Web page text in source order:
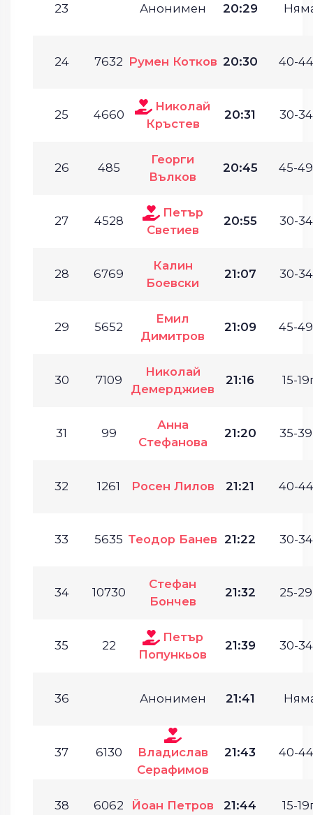
23 Анонимен 20:29
24 7632 Румен Котков 20:30 40-
25 4660
Николай
Кръстев
20:31 30-
26 485
Георги
Вълков
20:45 45-
27 4528
Петър
Светиев
20:55 30-
28 6769
Калин
Боевски
21:07 30-
29 5652
Емил
Димитров
21:09 45-
30 7109
Николай
Демерджиев
21:16 15-
31 99
Анна
Стефанова
21:20 35-
32 1261 Росен Лилов 21:21 40-
33 5635 Теодор Банев 21:22 30-
34 10730
Стефан
Бончев
21:32 25-
35 22
Петър
Попункьов
21:39 30-
36 Анонимен 21:41
37 6130
Владислав
Серафимов
21:43 40-
38 6062 Йоан Петров 21:44 15-